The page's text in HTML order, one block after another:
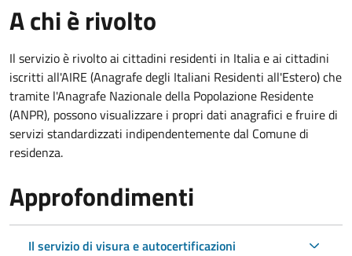
A chi è rivolto
Il servizio è rivolto ai cittadini residenti in Italia e ai cittadini
iscritti all'AIRE (Anagrafe degli Italiani Residenti all'Estero) che
tramite l'Anagrafe Nazionale della Popolazione Residente
(ANPR), possono visualizzare i propri dati anagrafici e fruire di
servizi standardizzati indipendentemente dal Comune di
residenza.
Approfondimenti
Il servizio di visura e autocertificazioni